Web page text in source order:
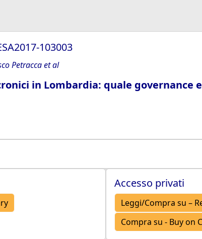
103003
Petracca et al
in Lombardia: quale governance
Accesso privati
Leggi/Compra su –
Compra su - Buy on